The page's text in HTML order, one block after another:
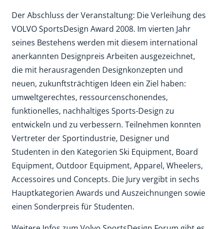
Der Abschluss der Veranstaltung: Die Verleihung des
VOLVO SportsDesign Award 2008. Im vierten Jahr
seines Bestehens werden mit diesem international
anerkannten Designpreis Arbeiten ausgezeichnet,
die mit herausragenden Designkonzepten und
neuen, zukunftsträchtigen Ideen ein Ziel haben:
umweltgerechtes, ressourcenschonendes,
funktionelles, nachhaltiges Sports-Design zu
entwickeln und zu verbessern. Teilnehmen konnten
Vertreter der Sportindustrie, Designer und
Studenten in den Kategorien Ski Equipment, Board
Equipment, Outdoor Equipment, Apparel, Wheelers,
Accessoires und Concepts. Die Jury vergibt in sechs
Hauptkategorien Awards und Auszeichnungen sowie
einen Sonderpreis für Studenten.